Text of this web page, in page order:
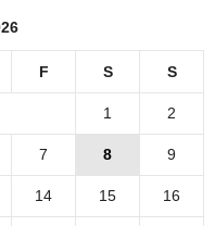
F S S
1 2
7 8 9
14 15 16